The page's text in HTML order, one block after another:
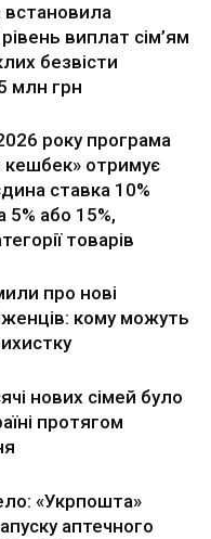
виплат сім’ям
безвісти
млн грн
року програма
кешбек» отримує
ставка 10%
5% або 15%,
товарів
про нові
кому можуть
нових сімей було
протягом
«Укрпошта»
аптечного